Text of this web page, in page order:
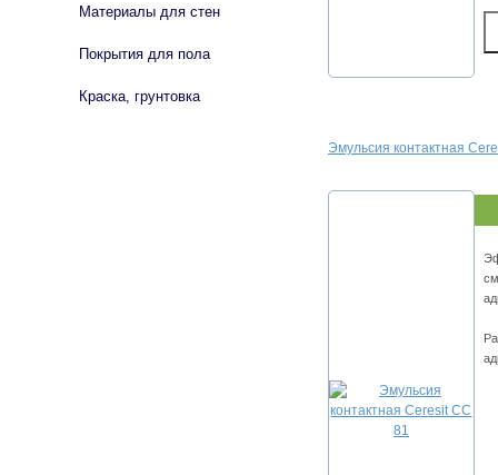
Эмульсия контактная
Материалы для стен
Покрытия для пола
Краска, грунтовка